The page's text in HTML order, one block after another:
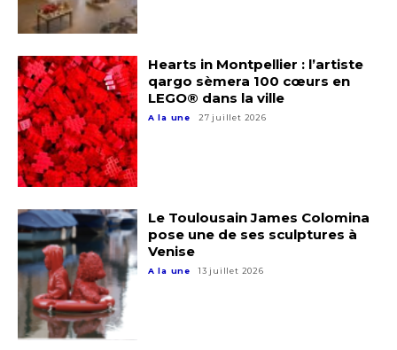
Hearts in Montpellier : l’artiste
qargo sèmera 100 cœurs en
LEGO® dans la ville
A la une 27 juillet 2026
Le Toulousain James Colomina
pose une de ses sculptures à
Venise
A la une 13 juillet 2026